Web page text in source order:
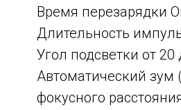
Время перезарядки
Длительность
Угол подсветки от
Автоматический зум
фокусного